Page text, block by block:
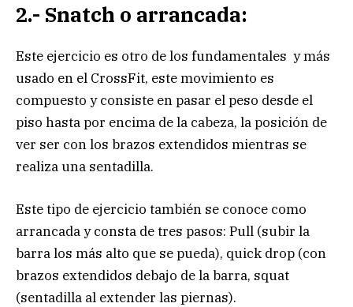
2.- Snatch o arrancada:
Este ejercicio es otro de los fundamentales y más
usado en el CrossFit, este movimiento es
compuesto y consiste en pasar el peso desde el
piso hasta por encima de la cabeza, la posición de
ver ser con los brazos extendidos mientras se
realiza una sentadilla.
Este tipo de ejercicio también se conoce como
arrancada y consta de tres pasos: Pull (subir la
barra los más alto que se pueda), quick drop (con
brazos extendidos debajo de la barra, squat
(sentadilla al extender las piernas).